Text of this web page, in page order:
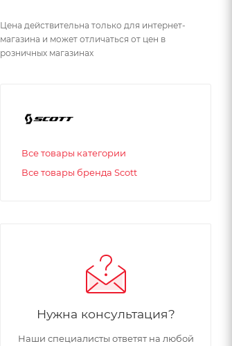
Цена действительна только для интернет-
магазина и может отличаться от цен в
розничных магазинах
Все товары категории
Все товары бренда Scott
Нужна консультация?
Наши специалисты ответят на любой